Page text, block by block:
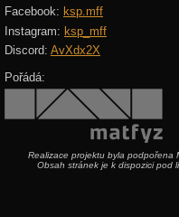
Facebook: ksp.mff
Instagram: ksp_mff
Discord: AvXdx2X
Pořádá:
Realizace projektu byla podpořena
Obsah stránek je k dispozici pod